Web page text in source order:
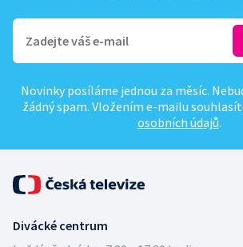
Novinky posíláme jednou za měsíc.
žádný spam. Vložením e-mailu
osobních údajů.